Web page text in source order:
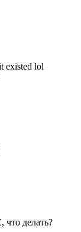
existed lol
что делать?